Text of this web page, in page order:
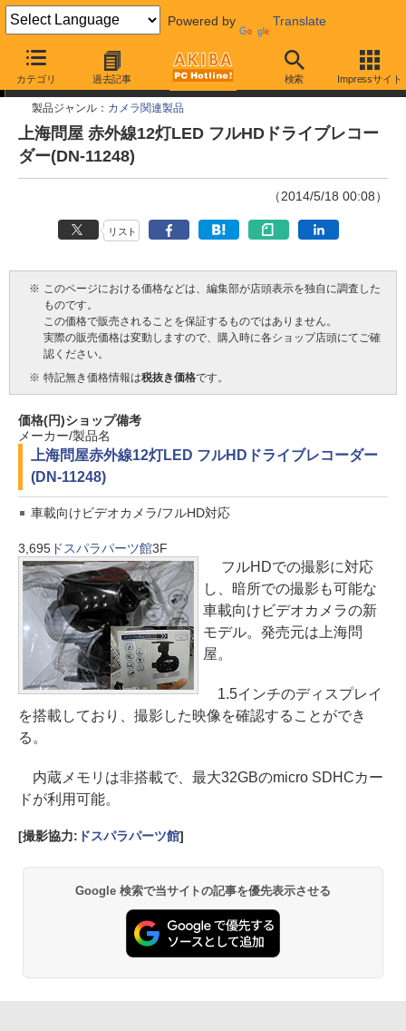
Powered by Translate
カテゴリ 過去記事 検索 Impressサイト
今週見つけた新製品
製品ジャンル： カメラ関連製品
上海問屋 赤外線12灯LED フルHDドライブレコー
ダー(DN-11248)
（2014/5/18 00:08）
リスト
※ このページにおける価格などは、編集部が店頭表示を独自に調査した
ものです。
この価格で販売されることを保証するものではありません。
実際の販売価格は変動しますので、購入時に各ショップ店頭にてご確
認ください。
※ 特記無き価格情報は税抜き価格です。
価格(円)ショップ備考
メーカー/製品名
上海問屋赤外線12灯LED フルHDドライブレコーダー
(DN-11248)
車載向けビデオカメラ/フルHD対応
3,695 ドスパラパーツ館3F
フルHDでの撮影に対応
し、暗所での撮影も可能な
車載向けビデオカメラの新
モデル。発売元は上海問
屋。
1.5インチのディスプレイ
を搭載しており、撮影した映像を確認することができ
る。
内蔵メモリは非搭載で、最大32GBのmicro SDHCカー
ドが利用可能。
[撮影協力: ドスパラパーツ館]
Google 検索で当サイトの記事を優先表示させる